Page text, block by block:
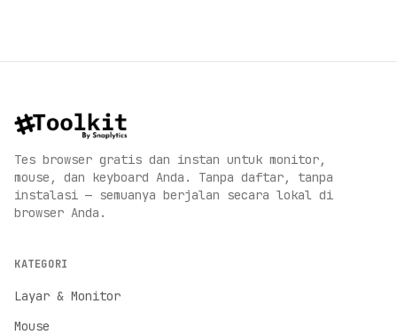
Tes browser gratis dan instan untuk monitor,
mouse, dan keyboard Anda. Tanpa daftar, tanpa
instalasi — semuanya berjalan secara lokal di
browser Anda.
KATEGORI
Layar & Monitor
Mouse